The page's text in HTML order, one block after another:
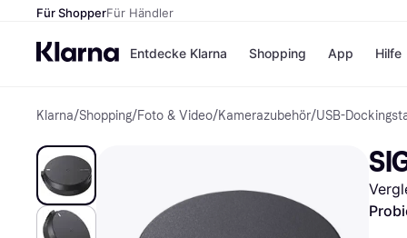
Für ShopperFür Händler
Entdecke Klarna
Zahlungsmethoden
Teilzahlungen
Bezahle in bis zu 30
Shopping
Shops
eBay
Temu
SHEIN
App Hilfe
Klarna/Shopping/Foto & Video/Kamerazubehör/USB-